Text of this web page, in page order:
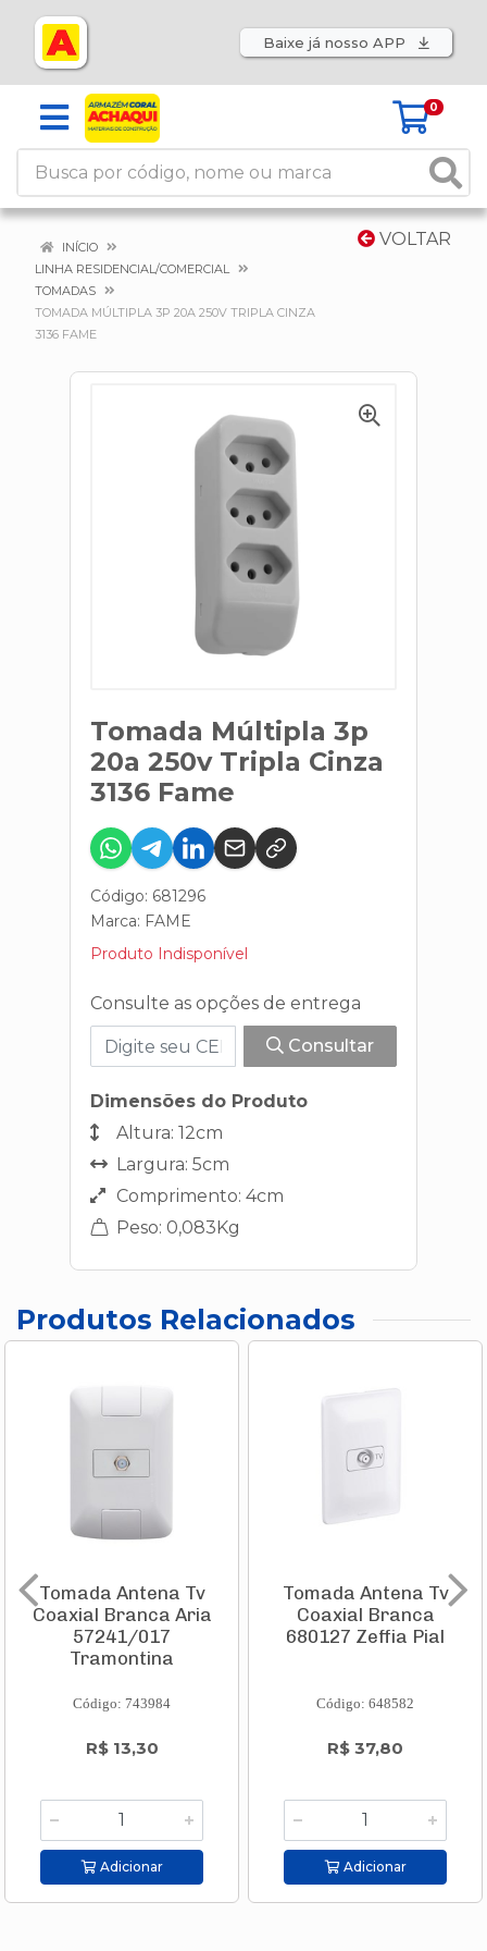
Baixe já nosso APP
0
VOLTAR
INÍCIO
LINHA RESIDENCIAL/COMERCIAL
TOMADAS
TOMADA MÚLTIPLA 3P 20A 250V TRIPLA CINZA
3136 FAME
Tomada Múltipla 3p
20a 250v Tripla Cinza
3136 Fame
Código: 681296
Marca: FAME
Produto Indisponível
Consulte as opções de entrega
Consultar
Dimensões do Produto
Altura: 12cm
Largura: 5cm
Comprimento: 4cm
Peso: 0,083Kg
Produtos Relacionados
Tomada Antena Tv
Coaxial Branca Aria
57241/017
Tramontina
Código: 743984
R$ 13,30
Adicionar
Tomada Antena Tv
Coaxial Branca
680127 Zeffia Pial
Código: 648582
R$ 37,80
Adicionar